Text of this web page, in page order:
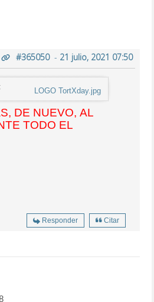
#365050- 21 julio, 2021 07:50
LOGO TortXday.jpg
DE NUEVO, AL
TODO EL
Responder Citar